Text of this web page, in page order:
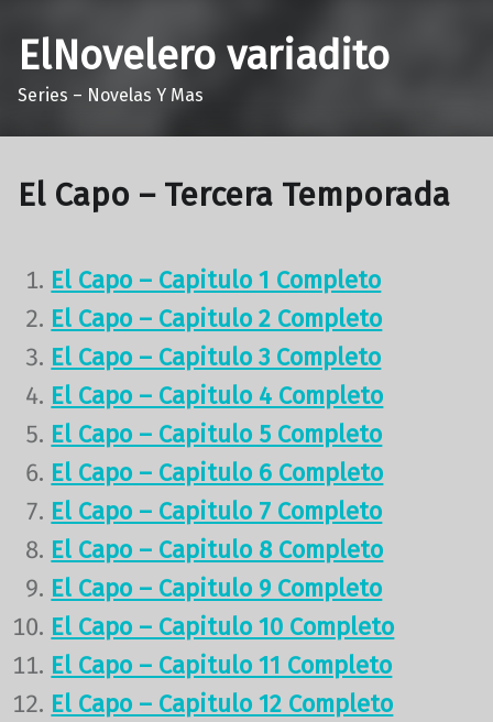
ElNovelero variadito
Series – Novelas Y Mas
El Capo – Tercera Temporada
El Capo – Capitulo 1 Completo
El Capo – Capitulo 2 Completo
El Capo – Capitulo 3 Completo
El Capo – Capitulo 4 Completo
El Capo – Capitulo 5 Completo
El Capo – Capitulo 6 Completo
El Capo – Capitulo 7 Completo
El Capo – Capitulo 8 Completo
El Capo – Capitulo 9 Completo
El Capo – Capitulo 10 Completo
El Capo – Capitulo 11 Completo
El Capo – Capitulo 12 Completo